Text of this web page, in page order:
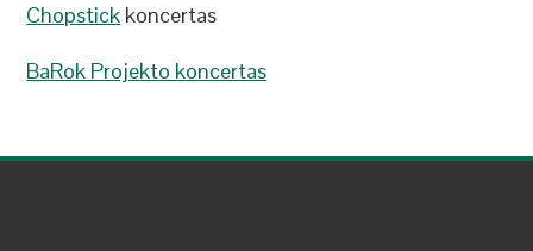
Chopstick koncertas
BaRok Projekto koncertas